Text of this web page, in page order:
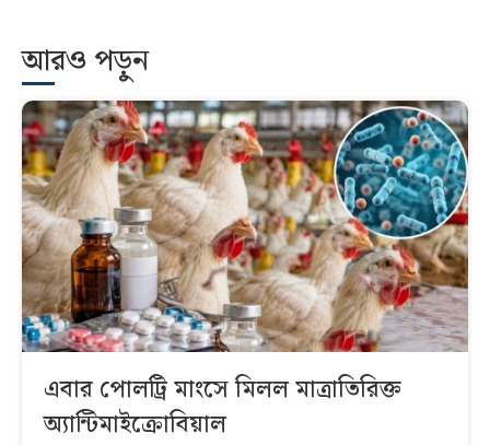
আরও পড়ুন
এবার পোলট্রি মাংসে মিলল মাত্রাতিরিক্ত
অ্যান্টিমাইক্রোবিয়াল